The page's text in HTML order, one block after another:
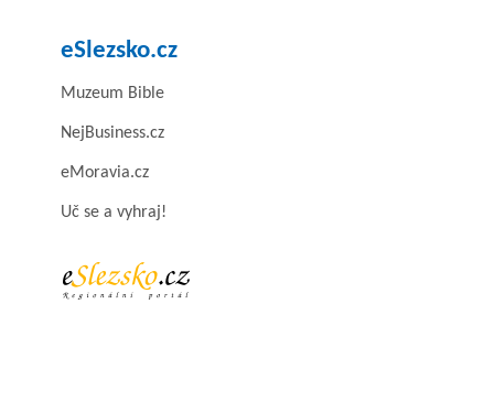
eSlezsko.cz
Muzeum Bible
NejBusiness.cz
eMoravia.cz
Uč se a vyhraj!